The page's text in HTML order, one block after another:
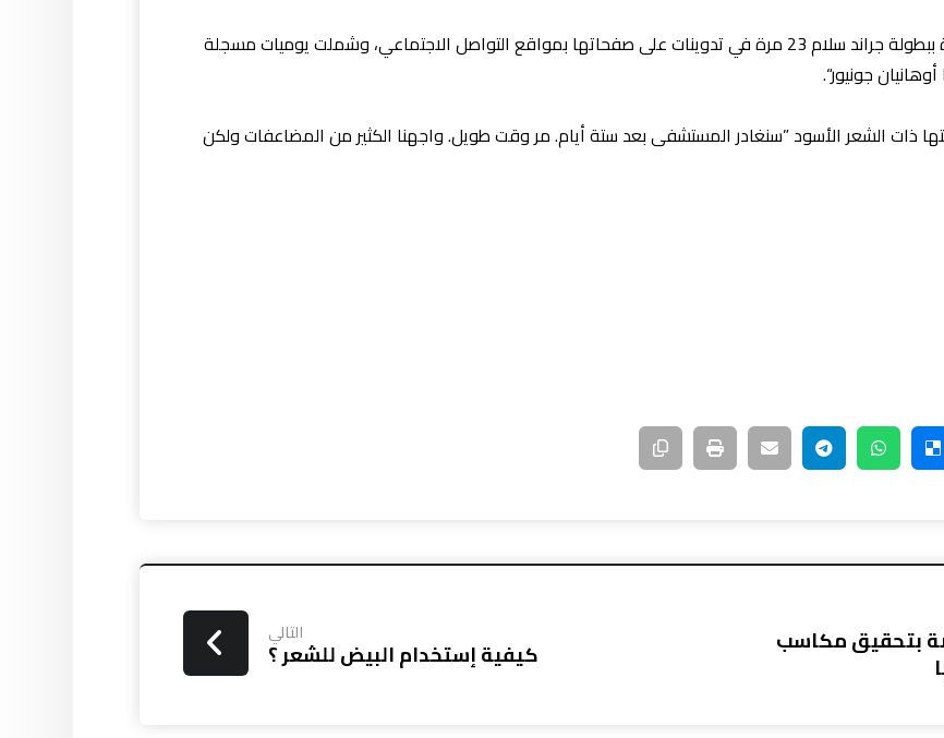
وقالت المصنفة الأولى على العالم سابقا والفائزة ببطولة جراند سلام 23 مرة في تدوينات على صفحاتها بمواقع التواصل الاجتماعي، وشملت يوميات مسجلة
جونيور“.
الشعر الأسود ”سنغادر المستشفى بعد ستة أيام. مر وقت طويل. واجهنا الكثير من المضاعفات ولكن
بتحقيق مكاسب التالي
كيفية إستخدام البيض للشعر ؟